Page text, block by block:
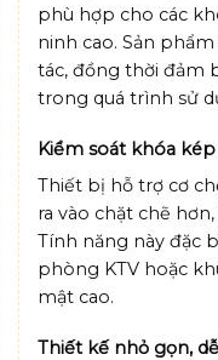
phù hợp cho các
ninh cao. Sản
tác, đồng thời đảm
trong quá trình sử
Kiểm soát khóa
Thiết bị hỗ trợ cơ
ra vào chặt chẽ
Tính năng này đặc
phòng KTV hoặc
mật cao.
Thiết kế nhỏ gọn,